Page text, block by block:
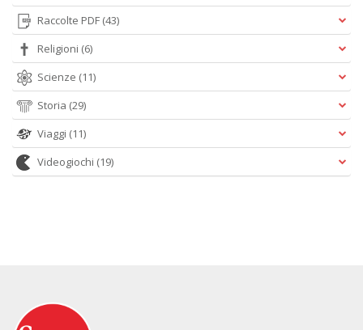
Raccolte PDF (43)
Religioni (6)
Scienze (11)
Storia (29)
Viaggi (11)
Videogiochi (19)